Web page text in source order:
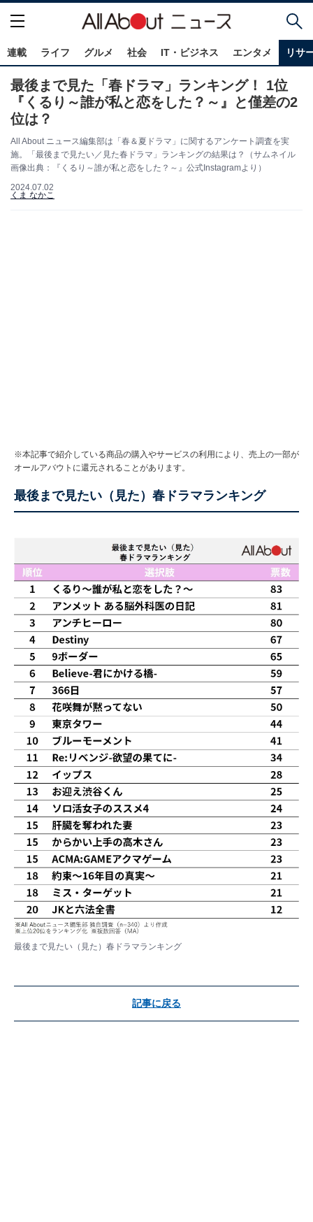
連載 ライフ グルメ 社会 IT・ビジネス エンタメ リサ
最後まで見た「春ドラマ」ランキング！ 1位
『くるり～誰が私と恋をした？～』と僅差の2
位は？
All About ニュース編集部は「春＆夏ドラマ」に関するアンケート調査を実
施。「最後まで見たい／見た春ドラマ」ランキングの結果は？（サムネイル
画像出典：『くるり～誰が私と恋をした？～』公式Instagramより）
2024.07.02
くま なかこ
※本記事で紹介している商品の購入やサービスの利用により、売上の一部が
オールアバウトに還元されることがあります。
最後まで見たい（見た）春ドラマランキング
最後まで見たい（見た）春ドラマランキング
記事に戻る